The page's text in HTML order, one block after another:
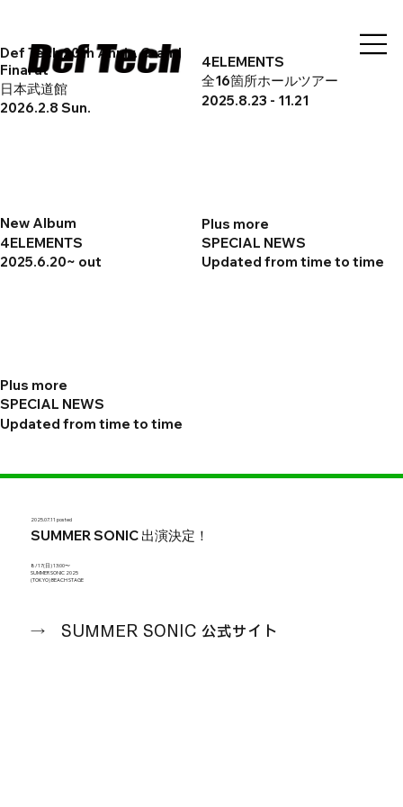
Plus more
SPECIAL NEWS
Updated from time to time
2025.07.11 posted
SUMMER SONIC 出演決定！
8/17(日) 13:00〜
SUMMER SONIC 2025
(TOKYO) BEACH STAGE
→ SUMMER SONIC 公式サイト
New Album
4ELEMENTS
2025.6.20~ out
Plus more
SPECIAL NEWS
Updated from time to time
4ELEMENTS
全16箇所ホールツアー
2025.8.23 - 11.21
Def Tech 20th Anniv. Grand
Final at
日本武道館
2026.2.8 Sun.